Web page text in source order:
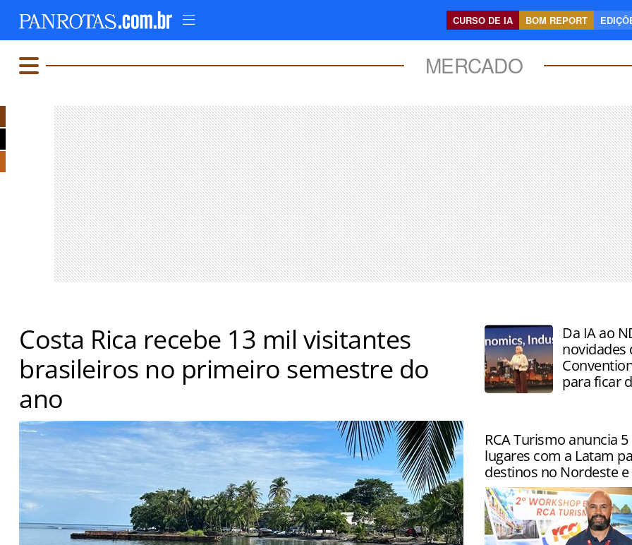
CURSO DE IA BOM REPORT
MERCADO
FIQUE LIGADO
Costa Rica recebe 13 mil visitantes
brasileiros no primeiro semestre do
ano
Da IA ao
novidades
para ficar
RCA Turismo anuncia
lugares com a Latam
destinos no Nordeste e